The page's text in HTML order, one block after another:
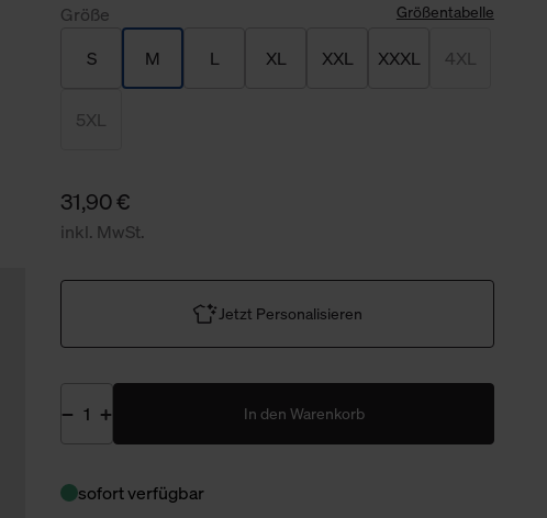
Größe Größentabelle
S M L XL XXL XXXL 4XL
5XL
31,90 €
inkl. MwSt.
Jetzt Personalisieren
In den Warenkorb
sofort verfügbar